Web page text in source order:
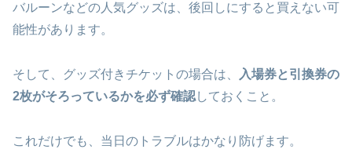
バルーンなどの人気グッズは、後回しにすると買えない可
能性があります。
そして、グッズ付きチケットの場合は、
入場券と引換券の
2枚がそろっているかを必ず確認しておくこと。
これだけでも、当日のトラブルはかなり防げます。